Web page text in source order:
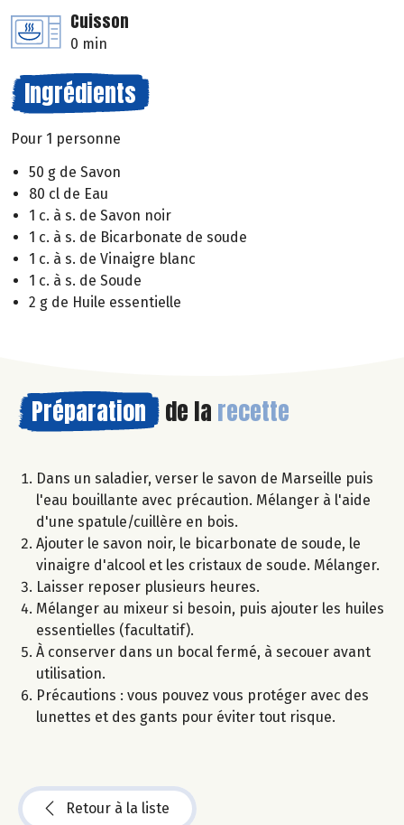
Cuisson
0 min
Ingrédients
Pour 1 personne
50 g de Savon
80 cl de Eau
1 c. à s. de Savon noir
1 c. à s. de Bicarbonate de soude
1 c. à s. de Vinaigre blanc
1 c. à s. de Soude
2 g de Huile essentielle
Préparation de la recette
Dans un saladier, verser le savon de Marseille puis
l'eau bouillante avec précaution. Mélanger à l'aide
d'une spatule/cuillère en bois.
Ajouter le savon noir, le bicarbonate de soude, le
vinaigre d'alcool et les cristaux de soude. Mélanger.
Laisser reposer plusieurs heures.
Mélanger au mixeur si besoin, puis ajouter les huiles
essentielles (facultatif).
À conserver dans un bocal fermé, à secouer avant
utilisation.
Précautions : vous pouvez vous protéger avec des
lunettes et des gants pour éviter tout risque.
Retour à la liste